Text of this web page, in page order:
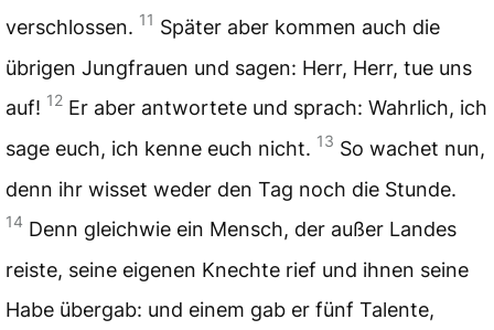
verschlossen. 11 Später aber kommen auch die
übrigen Jungfrauen und sagen: Herr, Herr, tue uns
auf! 12 Er aber antwortete und sprach: Wahrlich, ich
sage euch, ich kenne euch nicht. 13 So wachet nun,
denn ihr wisset weder den Tag noch die Stunde.
14 Denn gleichwie ein Mensch, der außer Landes
reiste, seine eigenen Knechte rief und ihnen seine
Habe übergab: und einem gab er fünf Talente,